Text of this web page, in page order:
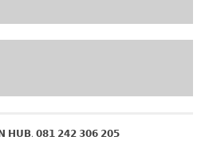
𝗛𝗨𝗕. 𝟬𝟴𝟭 𝟮𝟰𝟮 𝟯𝟬𝟲 𝟮𝟬𝟱